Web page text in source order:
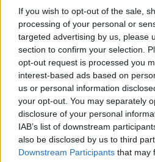
If you wish to opt-out of the sale,
processing of your personal or
targeted advertising by us, please
section to confirm your selection.
opt-out request is processed you
interest-based ads based on
us or personal information
your opt-out. You may separately
disclosure of your personal
IAB’s list of downstream
also be disclosed by us to third
Downstream Participants that may
cca•2008. július 09.
Nekem annyira tetszett az
feltétlenül el kell
hogy kellene neki egy
napig maradhat az adott
kivisszük, három napig
napidíjat számolunk…
Ismét a bányában